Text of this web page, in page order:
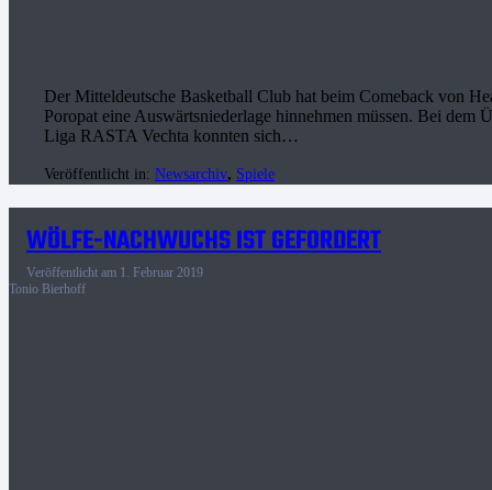
Der Mitteldeutsche Basketball Club hat beim Comeback von
Poropat eine Auswärtsniederlage hinnehmen müssen. Bei dem
Liga RASTA Vechta konnten sich…
Veröffentlicht in: Newsarchiv, Spiele
WÖLFE-NACHWUCHS IST GEFORDERT
Veröffentlicht am 1. Februar 2019
Tonio Bierhoff